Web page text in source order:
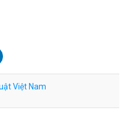
Việt Nam